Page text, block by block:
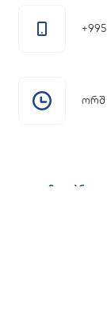
ორშ
დაგვიმეგობრდი